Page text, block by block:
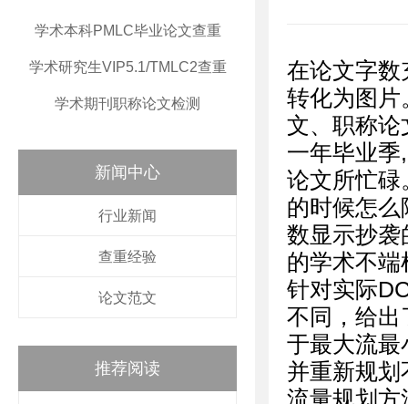
学术本科PMLC毕业论文查重
学术研究生VIP5.1/TMLC2查重
学术期刊职称论文检测
新闻中心
行业新闻
查重经验
论文范文
推荐阅读
在论文字数
转化为图片
文、职称论
一年毕业
论文所忙碌
的时候怎
数显示抄袭
的学术不端
针对实际
不同，给出
于最大流最
并重新规
流量规划方